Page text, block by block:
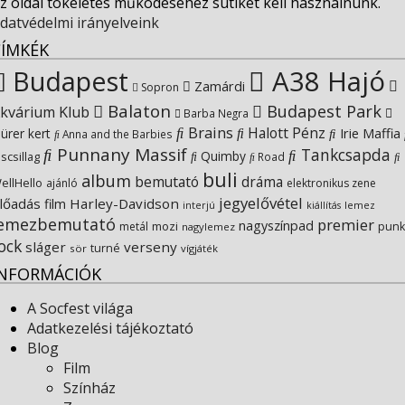
irányelveink
Budapest Sopron Zamárdi A38 Hajó
Klub Balaton Barba Negra Budapest Park
kert Anna and the Barbies Brains Halott Pénz Irie Maffia
Punnany Massif Quimby Road Tankcsapda
ajánló album bemutató buli dráma elektronikus zene
film Harley-Davidson interjú jegyelővétel kiállítás lemez
metál mozi nagylemez nagyszínpad premier punk
sláger sör turné verseny vígjáték
A Socfest világa
Adatkezelési tájékoztató
Blog
Film
Színház